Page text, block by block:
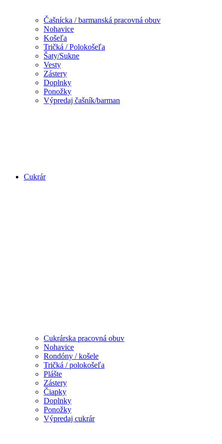
Čašnícka / barmanská pracovná obuv
Nohavice
Košeľa
Tričká / Polokošeľa
Šaty/Sukne
Vesty
Zástery
Doplnky
Ponožky
Výpredaj čašník/barman
Cukrár
Cukrárska pracovná obuv
Nohavice
Rondóny / košele
Tričká / polokošeľa
Plášte
Zástery
Čiapky
Doplnky
Ponožky
Výpredaj cukrár